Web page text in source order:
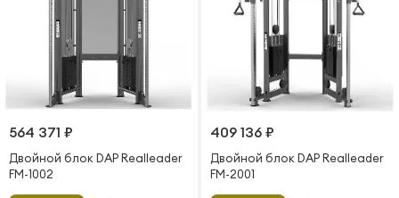
564 371 ₽
Двойной блок DAP Realleader
FM-1002
409 136 ₽
Двойной блок DAP Realleader
FM-2001